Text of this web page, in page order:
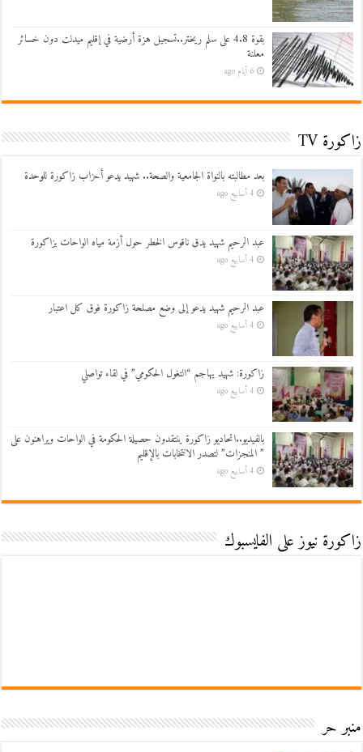
بقوة 4.8 على سلم ريختر..تسجيل هزة أرضية في إقليم ميدلت دون خسائر
معلنة
6 أيام ago
زاكورة TV
بعد مطالبته بالنواة الجامعية والصحة.. شهيد يدعو أحزاب زاكورة للوحدة
4 أسابيع ago
عبد الرحيم شهيد يدق ناقوس الخطر حول أزمة مياه الواحات بزاكورة
4 أسابيع ago
عبد الرحيم شهيد يدعو إلى وضع مصلحة زاكورة فوق كل اعتبار
4 أسابيع ago
زاكورة: شهيد يهاجم “التغول الحكومي” في لقاء تواصلي
4 أسابيع ago
بالفيديو..اتحاديو زاكورة ينتقدون حصيلة الحكومة في الواحات ويراهنون على
” المنجزات” لتصدر الانتخابات بالإقليم
4 أسابيع ago
زاكورة نيوز على الفايسبوك
منبر حر